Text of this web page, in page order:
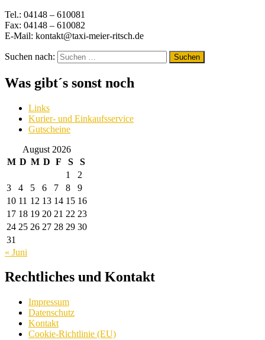
Tel.: 04148 – 610081
Fax: 04148 – 610082
E-Mail: kontakt@taxi-meier-ritsch.de
Suchen nach:
Was gibt´s sonst noch
Links
Kurier- und Einkaufsservice
Gutscheine
August 2026
M D M D F S
S
1
2
3
4 5 6 7 8
9
10 11 12 13 14 15 16
17 18 19 20 21 22 23
24 25 26 27 28 29 30
31
« Juni
Rechtliches und Kontakt
Impressum
Datenschutz
Kontakt
Cookie-Richtlinie (EU)